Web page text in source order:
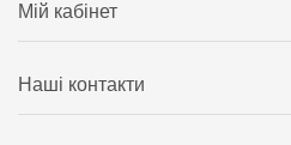
Мій кабінет
Наші контакти